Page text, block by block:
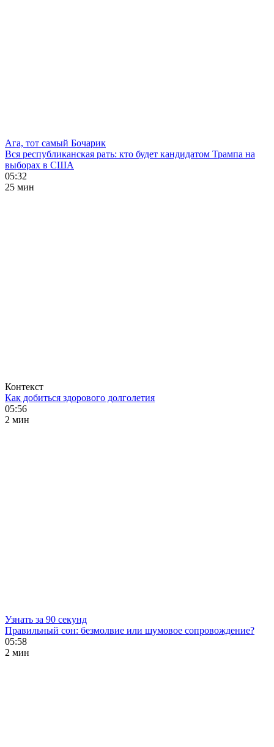
Ага, тот самый Бочарик
Вся республиканская рать: кто будет кандидатом Трампа на
выборах в США
05:32
25 мин
Контекст
Как добиться здорового долголетия
05:56
2 мин
Узнать за 90 секунд
Правильный сон: безмолвие или шумовое сопровождение?
05:58
2 мин